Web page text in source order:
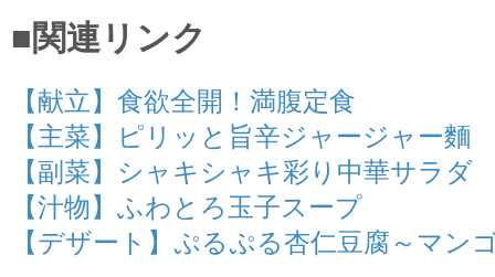
■関連リンク
【献立】食欲全開！満腹定食
【主菜】ピリッと旨辛ジャージャー麵
【副菜】シャキシャキ彩り中華サラダ
【汁物】ふわとろ玉子スープ
【デザート】ぷるぷる杏仁豆腐～マン